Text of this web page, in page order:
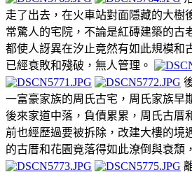
走了出去，在火車站對面隱藏的大樹
常驚人的宅院，不論是紅磚建築的古
都使人訝異在汐止竟然有如此規模和
已經衰敗和殘破，無人管理。
一富豪家族的周氏古宅，周氏家族早
後來家道中落，負債累累，周氏古厝
前也經歷過要被拆除，改建大樓的境
的古厝和花園竟落得如此潦倒與衰頹